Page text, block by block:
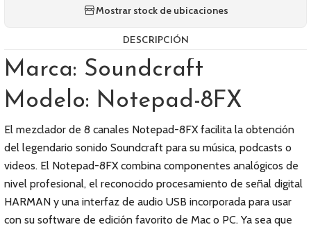
Mostrar stock de ubicaciones
DESCRIPCIÓN
Marca: Soundcraft
Modelo: Notepad-8FX
El mezclador de 8 canales Notepad-8FX facilita la obtención
del legendario sonido Soundcraft para su música, podcasts o
videos. El Notepad-8FX combina componentes analógicos de
nivel profesional, el reconocido procesamiento de señal digital
HARMAN y una interfaz de audio USB incorporada para usar
con su software de edición favorito de Mac o PC. Ya sea que